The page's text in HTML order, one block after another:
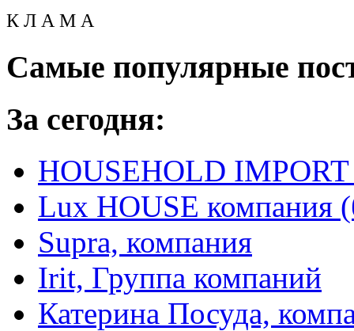
К Л А М А
Самые популярные
За сегодня:
HOUSEHOLD
Lux HOUSE компания
Supra, компания
Irit, Группа компаний
Катерина Посуда,